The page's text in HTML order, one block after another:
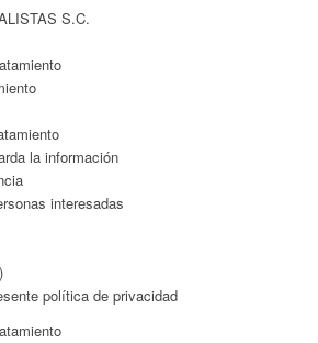
S.C.
la información
interesadas
política de privacidad